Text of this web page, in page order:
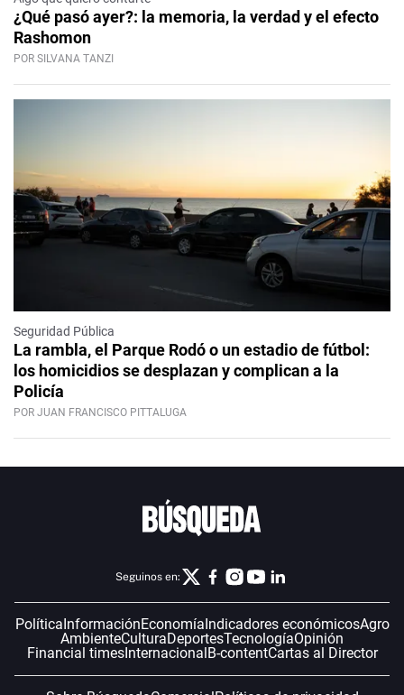
¿Qué pasó ayer?: la memoria, la verdad y el efecto
Rashomon
POR SILVANA TANZI
Seguridad Pública
La rambla, el Parque Rodó o un estadio de fútbol:
los homicidios se desplazan y complican a la
Policía
POR JUAN FRANCISCO PITTALUGA
Seguinos en:
PolíticaInformaciónEconomíaIndicadores económicosAgro
AmbienteCulturaDeportesTecnologíaOpinión
Financial timesInternacionalB-contentCartas al Director